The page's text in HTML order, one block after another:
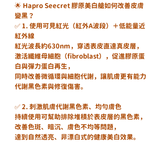
🌟 Hapro Seecret 膠原美白艙如何改善皮膚
變黑？
✅ 1. 使用可見紅光（紅外A波段）＋低能量近
紅外線
紅光波長約630nm，穿透表皮直達真皮層，
激活纖維母細胞（fibroblast），促進膠原蛋
白與彈力蛋白再生，
同時改善微循環與細胞代謝，讓肌膚更有能力
代謝黑色素與修復傷害。
✅ 2. 刺激肌膚代謝黑色素、均勻膚色
持續使用可幫助排除堆積於表皮層的黑色素，
改善色斑、暗沉、膚色不均等問題，
達到自然透亮、非漂白式的健康美白效果。